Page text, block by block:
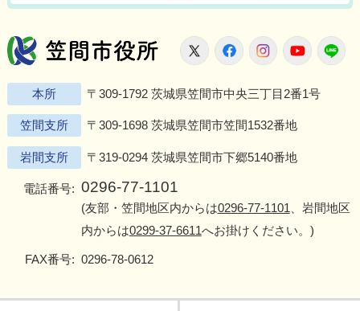
笠間市役所
X FacebookInstagram
本所 〒309-1792 茨城県笠間市中央三丁目2番1号
笠間支所 〒309-1698 茨城県笠間市笠間1532番地
岩間支所 〒319-0294 茨城県笠間市下郷5140番地
電話番号: 0296-77-1101
(友部・笠間地区内からは0296-77-1101 、岩間地区
内からは0299-37-6611へお掛けください。)
FAX番号: 0296-78-0612